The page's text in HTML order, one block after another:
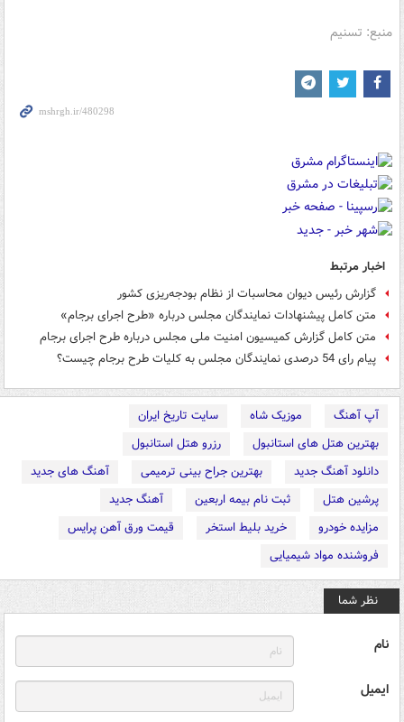
منبع: تسنیم
اخبار مرتبط
گزارش رئیس دیوان محاسبات از نظام بودجه‌ریزی کشور
متن کامل پیشنهادات نمایندگان مجلس درباره «طرح اجرای برجام»
متن کامل گزارش کمیسیون امنیت ملی مجلس درباره طرح اجرای برجام
پیام رای 54 درصدی نمایندگان مجلس به کلیات طرح برجام چیست؟
آپ آهنگ موزیک شاه
سایت تاریخ ایران
بهترین هتل های استانبول
رزرو هتل استانبول
دانلود آهنگ جدید
بهترین جراح بینی ترمیمی
آهنگ های جدید
پرشین هتل
ثبت نام بیمه اربعین
آهنگ جدید
مزایده خودرو
خرید بلیط استخر
قیمت ورق آهن پرایس
فروشنده مواد شیمیایی
نظر شما
نام
ایمیل